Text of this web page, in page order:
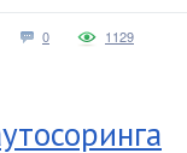
0 1129